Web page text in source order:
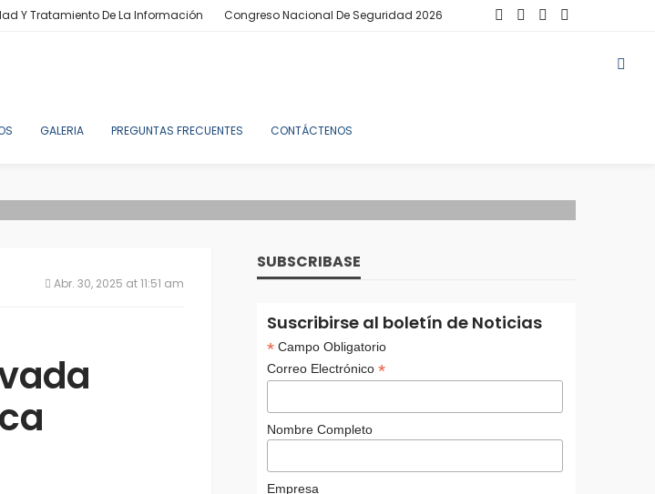
Y Tratamiento De La Información Congreso Nacional De Seguridad 2026
GALERIA PREGUNTAS FRECUENTES CONTÁCTENOS
Abr. 30, 2025 at 11:51 am
SUBSCRIBASE
Suscribirse al boletín de Noticias
*Campo Obligatorio
Correo Electrónico *
Nombre Completo
Empresa